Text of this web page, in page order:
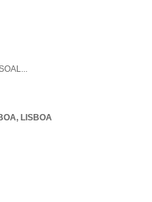
...
, LISBOA